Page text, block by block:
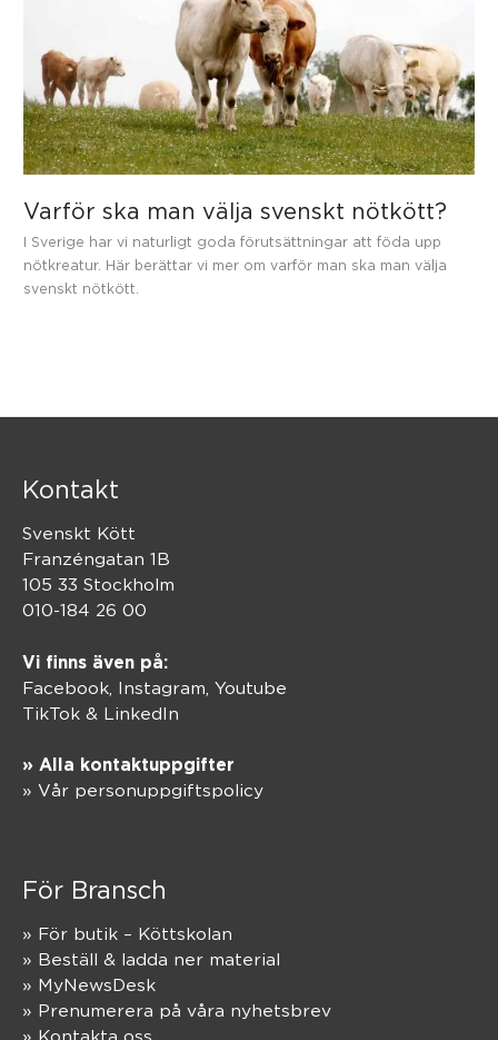
Varför ska man välja svenskt nötkött?
I Sverige har vi naturligt goda förutsättningar att föda upp
nötkreatur. Här berättar vi mer om varför man ska man välja
svenskt nötkött.
Kontakt
Svenskt Kött
Franzéngatan 1B
105 33 Stockholm
010-184 26 00
Vi finns även på:
Facebook, Instagram Youtube
TikTok & LinkedIn
» Alla kontaktuppgifter
» Vår personuppgiftspolicy
För Bransch
» För butik – Köttskolan
» Beställ & ladda ner material
» MyNewsDesk
» Prenumerera på våra nyhetsbrev